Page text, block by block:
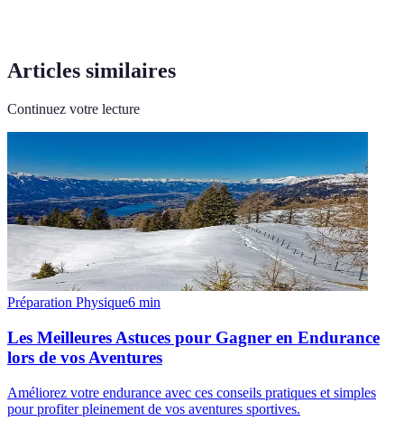
Articles similaires
Continuez votre lecture
Préparation Physique6 min
Les Meilleures Astuces pour Gagner en Endurance
lors de vos Aventures
Améliorez votre endurance avec ces conseils pratiques et simples
pour profiter pleinement de vos aventures sportives.